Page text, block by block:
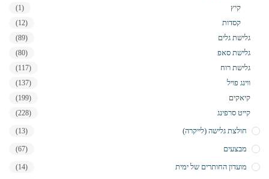
קיץ (1)
קסדות (12)
גלישת גלים (89)
גלישת סאפ (80)
גלישת רוח (117)
ווינג פויל (137)
קיאקים (199)
קייט סרפינג (228)
חולצת גלישה (לייקרה) (13)
מבצעים (67)
מועדון החותרים של ימית (14)